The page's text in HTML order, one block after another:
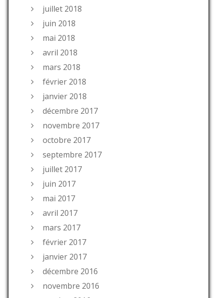
juillet 2018
juin 2018
mai 2018
avril 2018
mars 2018
février 2018
janvier 2018
décembre 2017
novembre 2017
octobre 2017
septembre 2017
juillet 2017
juin 2017
mai 2017
avril 2017
mars 2017
février 2017
janvier 2017
décembre 2016
novembre 2016